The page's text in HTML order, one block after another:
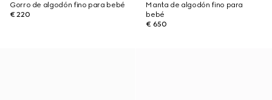
Gorro de algodón fino para bebé
€ 220
Manta de algodón fino para
bebé
€ 650